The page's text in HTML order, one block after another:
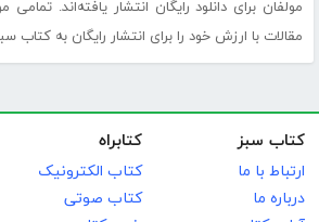
مولفان برای دانلود رایگان انتشار یافته‌اند.
مقالات با ارزش خود را برای انتشار رایگان به کتاب
کتاب سبز
ارتباط با ما
درباره ما
کتابراه
کتاب الکترونیک
کتاب صوتی